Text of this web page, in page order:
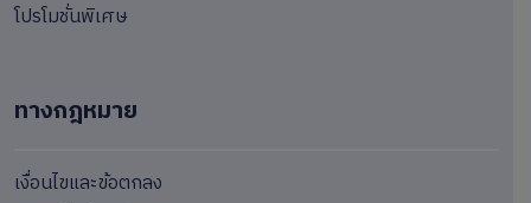
โปรโมชั่นพิเศษ
ทางกฎหมาย
เงื่อนไขและข้อตกลง